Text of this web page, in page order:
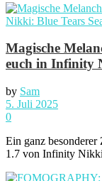
Magische
euch in Infinity
by Sam
5. Juli 2025
0
Ein ganz
1.7 von Infinity